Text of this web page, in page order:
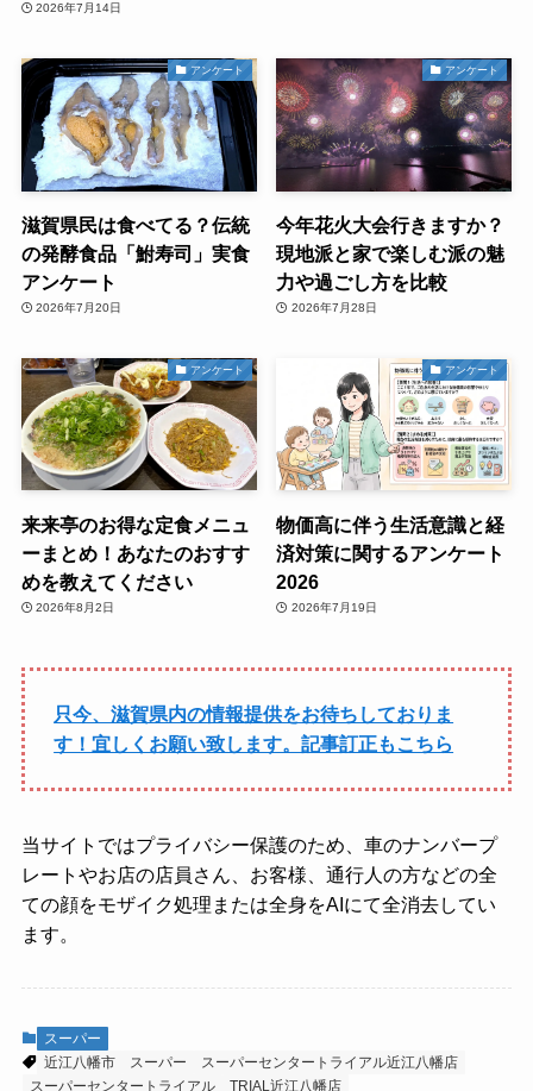
2026年7月14日
アンケート
滋賀県民は食べてる？伝統
の発酵食品「鮒寿司」実食
アンケート
2026年7月20日
アンケート
今年花火大会行きますか？
現地派と家で楽しむ派の魅
力や過ごし方を比較
2026年7月28日
アンケート
来来亭のお得な定食メニュ
ーまとめ！あなたのおすす
めを教えてください
2026年8月2日
アンケート
物価高に伴う生活意識と経
済対策に関するアンケート
2026
2026年7月19日
只今、滋賀県内の情報提供をお待ちしておりま
す！宜しくお願い致します。記事訂正もこちら
当サイトではプライバシー保護のため、車のナンバープ
レートやお店の店員さん、お客様、通行人の方などの全
ての顔をモザイク処理または全身をAIにて全消去してい
ます。
スーパー
近江八幡市
スーパー
スーパーセンタートライアル近江八幡店
スーパーセンタートライアル
TRIAL近江八幡店